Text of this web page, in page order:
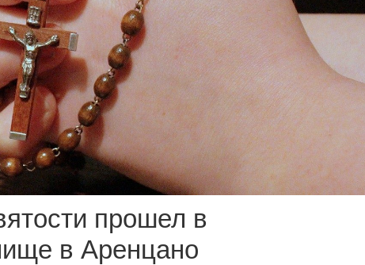
прошел в
в Аренцано